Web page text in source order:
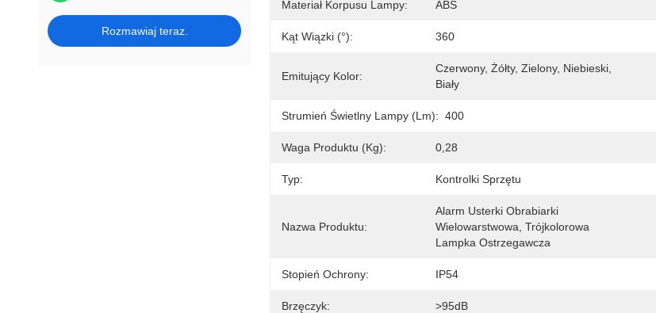
Rozmawiaj teraz.
Materiał Korpusu Lampy: ABS
Kąt Wiązki (°): 360
Emitujący Kolor:
Czerwony, Żółty, Zielony, Niebieski,
Biały
Strumień Świetlny Lampy (lm): 400
Waga Produktu (kg): 0,28
Typ: Kontrolki Sprzętu
Nazwa Produktu:
Alarm Usterki Obrabiarki
Wielowarstwowa, Trójkolorowa
Lampka Ostrzegawcza
Stopień Ochrony: IP54
Brzęczyk: >95dB